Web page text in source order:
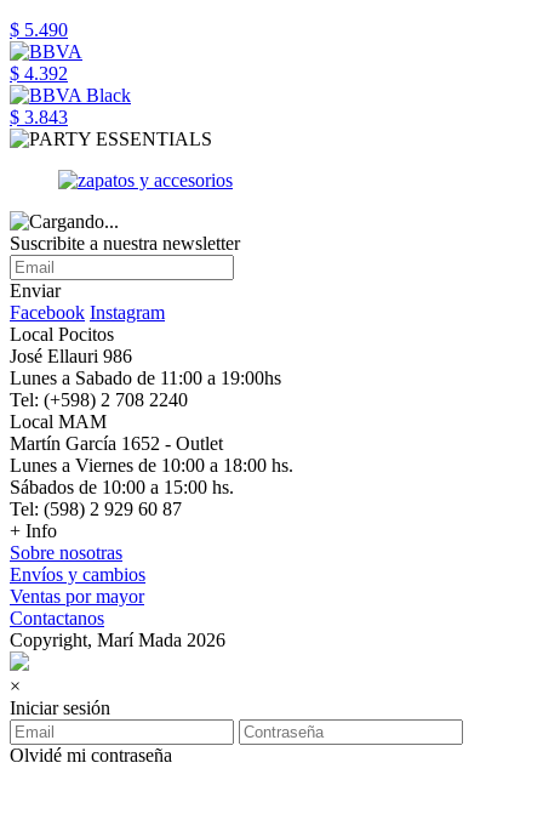
$ 5.490
$ 4.392
$ 3.843
Suscribite a nuestra newsletter
Enviar
Facebook Instagram
Local Pocitos
José Ellauri 986
Lunes a Sabado de 11:00 a 19:00hs
Tel: (+598) 2 708 2240
Local MAM
Martín García 1652 - Outlet
Lunes a Viernes de 10:00 a 18:00 hs.
Sábados de 10:00 a 15:00 hs.
Tel: (598) 2 929 60 87
+ Info
Sobre nosotras
Envíos y cambios
Ventas por mayor
Contactanos
Copyright, Marí Mada 2026
×
Iniciar sesión
Olvidé mi contraseña